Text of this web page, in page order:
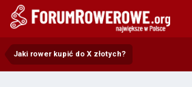
Jaki rower kupić do X złotych?